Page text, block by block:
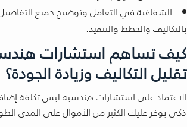
الشفافية في التعامل وتوضيح جميع
بالتكاليف والخطط والتنفيذ.
كيف تساهم استشارات
تقليل التكاليف وزيادة الجودة؟
الاعتماد على استشارات هندسيه ليس تكلفة
ذكي يوفر عليك الكثير من الأموال على المدى